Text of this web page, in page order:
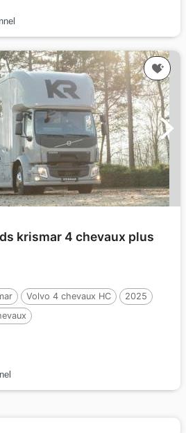
krismar 4 chevaux plus
Volvo 4 chevaux HC
2025